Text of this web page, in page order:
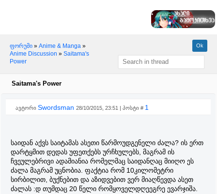
ფორუმი » Anime & Manga »
Anime Discussion » Saitama's
Power
Saitama's Power
ავტორი Swordsman 28/10/2015, 23:51 | პოსტი # 1
საიდან აქვს საიტამას ასეთი წარმოუდგენელი ძალა? ის ერთ
დარტყმით დედას უფეთქებს ურჩხულებს, მაგრამ ის
ჩვეულებრივი ადამიანია რომელმაც საიდანღაც მიიღო ეს
ძალა მაგრამ უცნობია. ფაქტია რომ 10კილომეტრი
სირბილით, ბუქნებით და აზიდვებით ვერ მიაღწევდა ასეთ
ძალას :დ თუმდაც 20 წელი რომყოველდღეეგრე ევარჯიშა.